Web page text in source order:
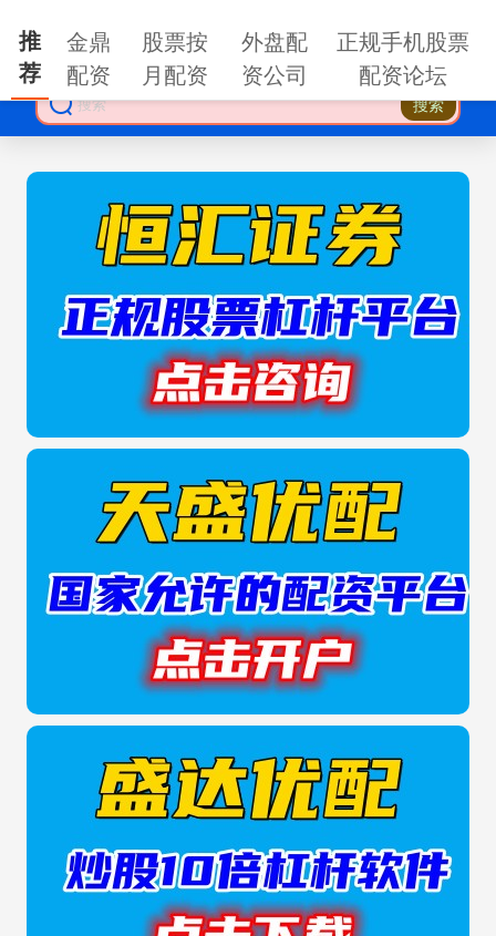
搜索
推
荐
金鼎
配资
股票按
月配资
外盘配
资公司
正规手机股票
配资论坛